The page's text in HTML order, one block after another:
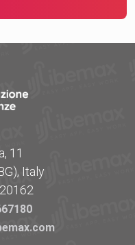
11
Italy